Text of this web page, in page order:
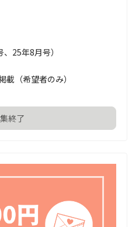
25年8月号）
載（希望者のみ）
終了